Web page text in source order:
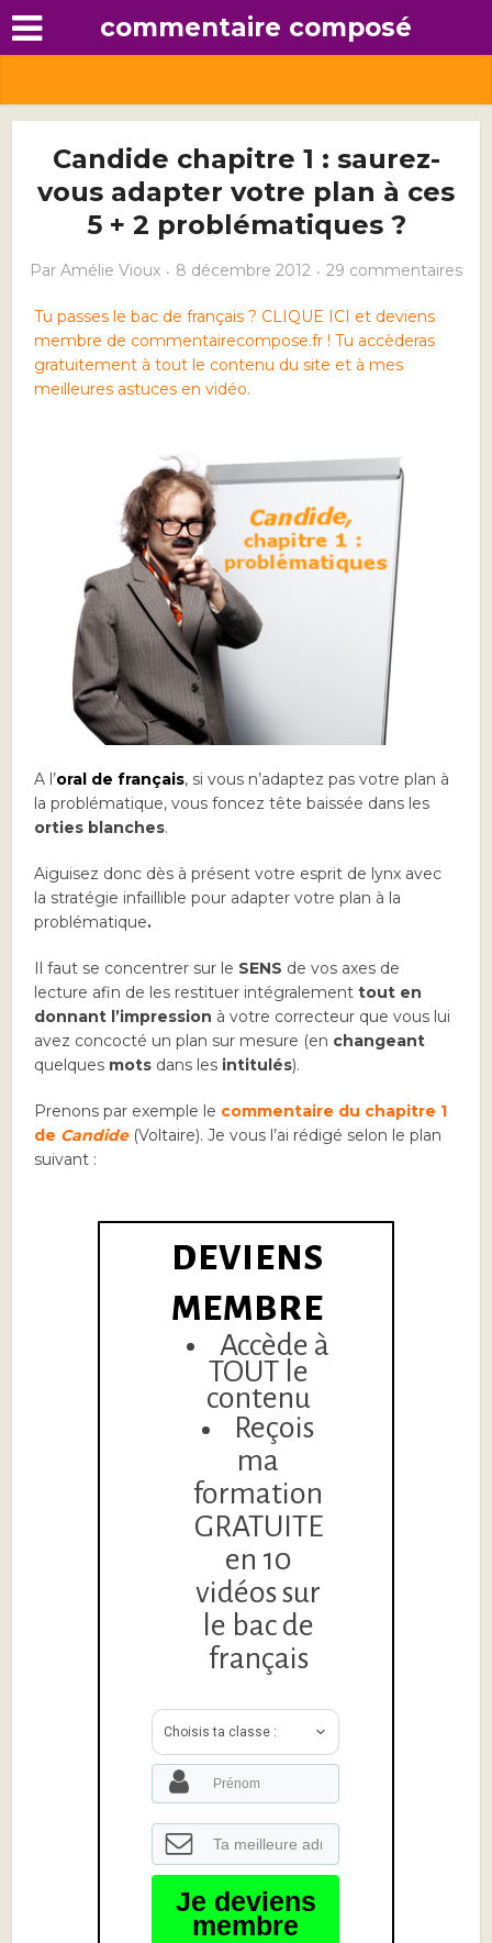
commentaire composé
Candide chapitre 1 : saurez-
vous adapter votre plan à ces
5 + 2 problématiques ?
Par Amélie Vioux 8 décembre 2012 29 commentaires
Tu passes le bac de français ? CLIQUE ICI et deviens
membre de commentairecompose.fr ! Tu accèderas
gratuitement à tout le contenu du site et à mes
meilleures astuces en vidéo.
A l’oral de français, si vous n’adaptez pas votre plan à
la problématique, vous foncez tête baissée dans les
orties blanches.
Aiguisez donc dès à présent votre esprit de lynx avec
la stratégie infaillible pour adapter votre plan à la
problématique.
Il faut se concentrer sur le SENS de vos axes de
lecture afin de les restituer intégralementtout en
donnant l’impression à votre correcteur que vous lui
avez concocté un plan sur mesure (en changeant
quelques mots dans les intitulés).
Prenons par exemple le commentaire du chapitre 1
de Candide(Voltaire). Je vous l’ai rédigé selon le plan
suivant :
DEVIENS
MEMBRE
Accède à
TOUT le
contenu
Reçois
ma
formation
GRATUITE
en 10
vidéos sur
le bac de
français
Choisis ta classe :
Je deviens
membre